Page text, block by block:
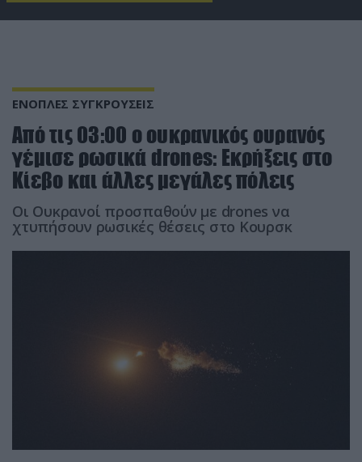
ΕΝΟΠΛΕΣ ΣΥΓΚΡΟΥΣΕΙΣ
Από τις 03:00 ο ουκρανικός ουρανός
γέμισε ρωσικά drones: Εκρήξεις στο
Κίεβο και άλλες μεγάλες πόλεις
Οι Ουκρανοί προσπαθούν με drones να
χτυπήσουν ρωσικές θέσεις στο Κουρσκ